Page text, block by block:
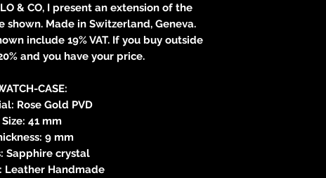
& CO, I present an extension of the
Made in Switzerland, Geneva.
include 19% VAT. If you buy outside
and you have your price.
CASE:
Rose Gold PVD
Size: 41 mm
9 mm
Sapphire crystal
Leather Handmade